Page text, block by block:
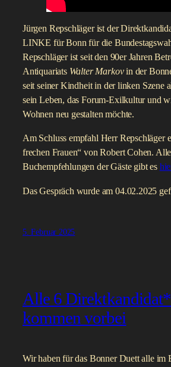
Jürgen Repschläger ist der
LINKE für Bonn für die
Repschläger ist seit den 90er Jahren
Antiquariats Walter Markovin der
seit seiner Kindheit in der linken Szene
sein Leben, das Forum-Exilkultur und
Wohnen neu gestalten möchte.
Am Schluss empfahl Herr Repschläger
frechen Frauen“ von Robert Cohen. Alle
Buchempfehlungen der Gäste gibt es
Das Gespräch wurde am 04.02.2025
5. Februar 2025
Alle 6
kommen vorbei
Wir haben für das Bonner Duett alle im